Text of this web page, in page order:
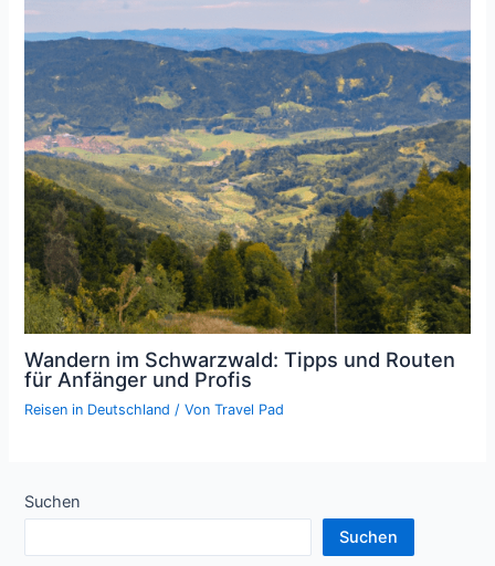
Wandern im Schwarzwald: Tipps und Routen
für Anfänger und Profis
Reisen in Deutschland / VonTravel Pad
Suchen
Suchen